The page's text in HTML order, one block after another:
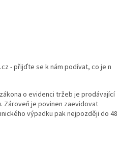
- přijďte se k nám podívat, co je n
o evidenci tržeb je prodávající
Zároveň je povinen zaevidovat
výpadku pak nejpozději do 48